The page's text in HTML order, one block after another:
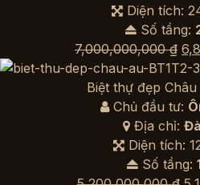
Diện tích:
Số tầng:
7,000,000,000₫ Giá
gốc
là:
Biệt thự đẹp
Chủ đầu tư:
Địa chỉ:
Diện tích:
Số tầng: